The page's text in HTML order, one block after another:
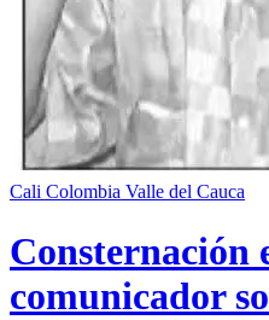
Cali Colombia Valle del Cauca
Consternación
comunicador